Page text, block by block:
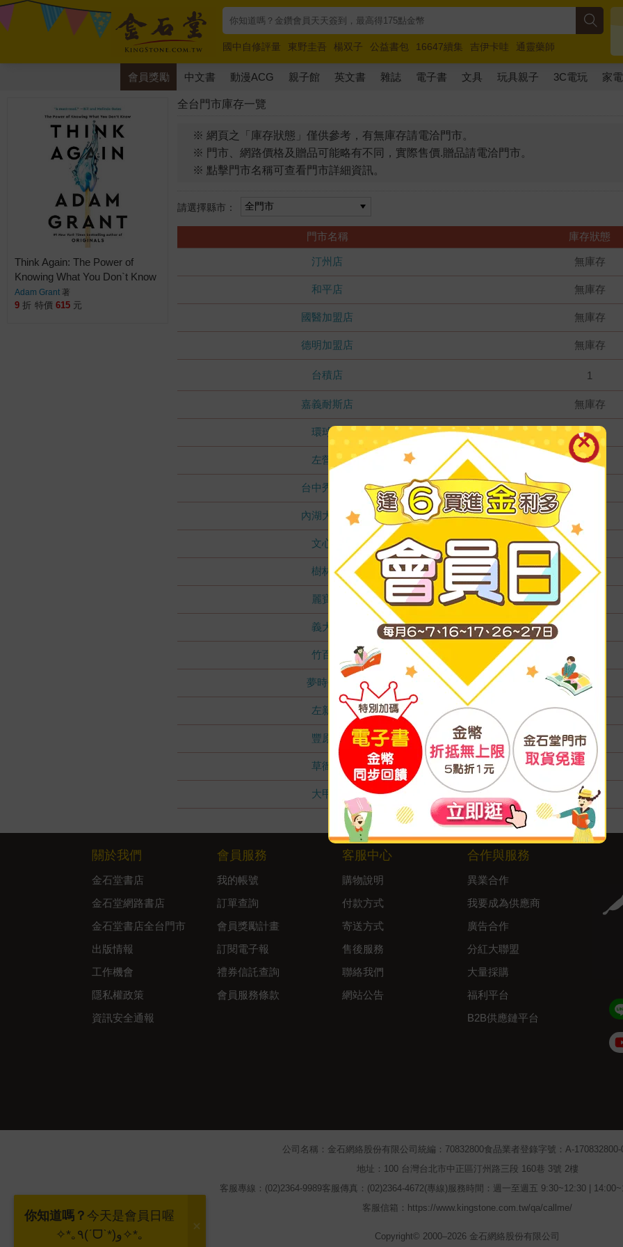
國中自修評量 東野圭吾 楊双子 公益書包 16647續集 吉伊卡哇
通靈藥師
唯紅花綻放
奧德賽 路邊攤新作 馬斯克 玩具總動員5 超慢跑
會員獎勵 中文書 動漫ACG 親子館 英文書 雜誌 電子書 文具 玩具親子 3C電玩 家電
全台門市庫存一覽
※ 網頁之「庫存狀態」僅供參考，有無庫存請電洽門市。
※ 門市、網路價格及贈品可能略有不同，實際售價.贈品請電洽門市。
※ 點擊門市名稱可查看門市詳細資訊。
請選擇縣市：
門市名稱 庫存狀態
汀州店 無庫存
和平店 無庫存
國醫加盟店 無庫存
德明加盟店 無庫存
台積店 1
嘉義耐斯店 無庫存
環球店 無庫存
左營店 無庫存
台中秀泰店
內湖大潤發
文心店 無庫存
樹林店 無庫存
麗寶店 無庫存
義大店
竹百店 無庫存
夢時代店 無庫存
左新店 無庫存
豐原店 無庫存
草衙店 無庫存
大甲店 無庫存
Think Again: The Power of
Knowing What You Don`t Know
Adam Grant 著
9 折 特價 615 元
關於我們
金石堂書店
金石堂網路書店
金石堂書店全台門市
出版情報
工作機會
隱私權政策
資訊安全通報
會員服務
我的帳號
訂單查詢
會員獎勵計畫
訂閱電子報
禮券信託查詢
會員服務條款
客服中心
購物說明
付款方式
寄送方式
售後服務
聯絡我們
網站公告
合作與服務
異業合作
我要成為供應商
廣告合作
分紅大聯盟
大量採購
福利平台
B2B供應鏈平台
公司名稱：金石網絡股份有限公司 統編：70832800食品業者登錄字號：A-170832800-
地址：100 台灣台北市中正區汀州路三段 160巷 3號 2樓
客服專線：(02)2364-9989客服傳真：(02)2364-4672(專線) 服務時間：週一至週五 9:30~12:30 |
客服信箱：https://www.kingstone.com.tw/qa/callme/
Copyright© 2000–2026 金石網絡股份有限公司
你知道嗎？ 今天是會員日喔
✧*｡٩(ˊᗜˋ*)و✧*｡